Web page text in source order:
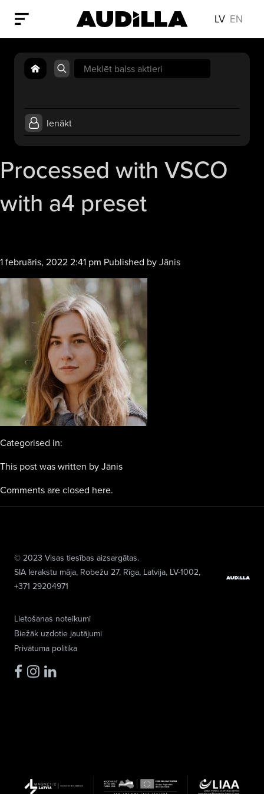
LV EN
Search
for:
Ienākt
Processed with VSCO
with a4 preset
1 februāris, 2022 2:41 pm Published byJānis
Categorised in:
This post was written by Jānis
Comments are closed here.
Lietošanas noteikumi
Biežāk uzdotie jautājumi
Privātuma politika
© 2023 Visas tiesības aizsargātas.
SIA Ierakstu māja, Robežu 27, Rīga, Latvija, LV-1002,
+371 29204971